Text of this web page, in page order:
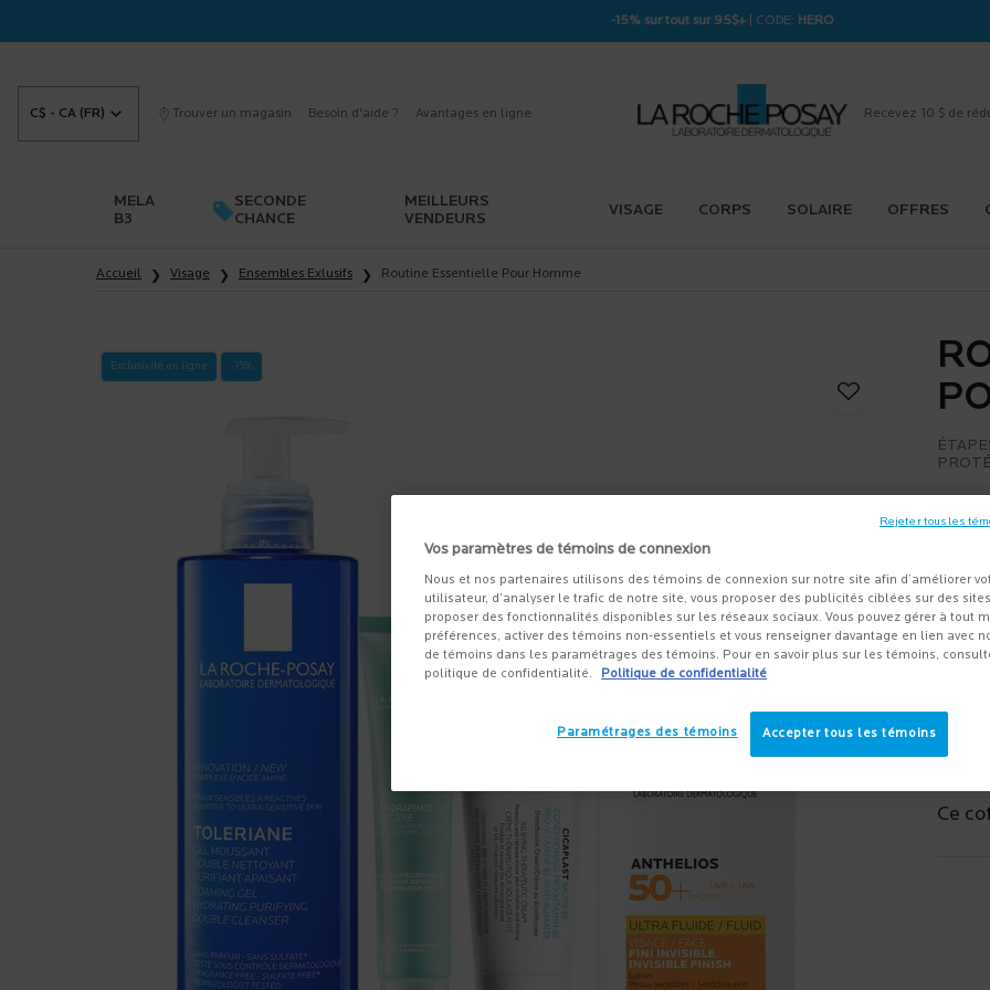
-15% sur tout sur 95$+ | CODE: HERO
C$ - CA (FR) Trouver un magasin Besoin d'aide ? Avantages en ligne Recevez 10 $ de
MELA
B3
SECONDE
CHANCE
MEILLEURS
VENDEURS
VISAGE CORPS SOLAIRE OFFRES
Accueil
Visage Ensembles Exlusifs Routine Essentielle Pour Homme
Exclusivité en ligne -15%
Ce
Vos paramètres de témoins de connexion
Nous et nos partenaires utilisons des témoins de connexion sur notre site afin d’améliorer
utilisateur, d’analyser le trafic de notre site, vous proposer des publicités ciblées sur des
proposer des fonctionnalités disponibles sur les réseaux sociaux. Vous pouvez gérer à tout
préférences, activer des témoins non-essentiels et vous renseigner davantage en lien avec
de témoins dans les paramétrages des témoins. Pour en savoir plus sur les témoins,
politique de confidentialité.
Politique de confidentialité
Accepter tous les témoins
Paramétrages des témoins
Rejeter tous les